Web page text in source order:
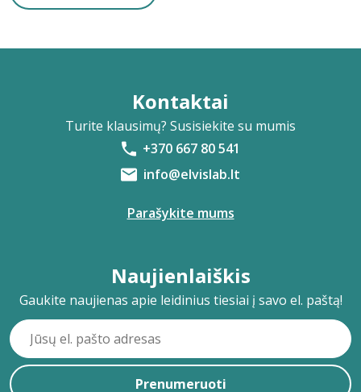
Kontaktai
Turite klausimų? Susisiekite su mumis
+370 667 80 541
info@elvislab.lt
Parašykite mums
Naujienlaiškis
Gaukite naujienas apie leidinius tiesiai į savo el. paštą!
Prenumeruoti